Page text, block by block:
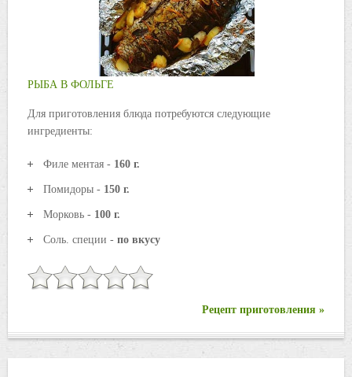
РЫБА В ФОЛЬГЕ
Для приготовления блюда потребуются следующие
ингредиенты:
Филе ментая - 160 г.
Помидоры - 150 г.
Морковь - 100 г.
Соль. специи - по вкусу
Рецепт приготовления »